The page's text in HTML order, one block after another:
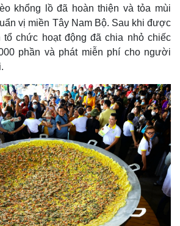
g
e
khổng lồ đã hoàn thiện và tỏa mùi
vị miền Tây Nam Bộ. Sau khi được
tổ chức hoạt động đã chia nhỏ chiếc
phần và phát miễn phí cho người